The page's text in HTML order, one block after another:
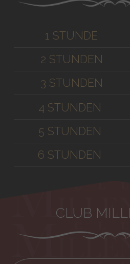
1 STUNDE
2 STUNDEN
3 STUNDEN
4 STUNDEN
5 STUNDEN
6 STUNDEN
CLUB